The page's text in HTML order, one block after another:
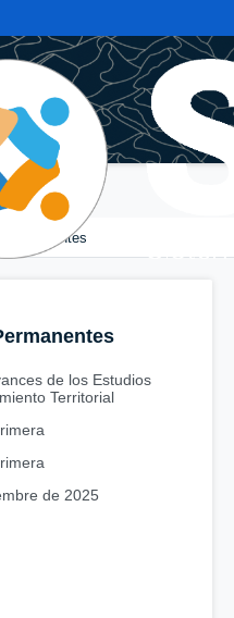
de los Estudios
Territorial
de 2025